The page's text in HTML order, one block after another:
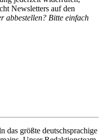
Newsletters auf den
abbestellen? Bitte einfach
das größte deutschsprachige